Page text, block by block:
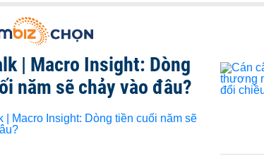
| Macro Insight: Dòng
năm sẽ chảy vào đâu?